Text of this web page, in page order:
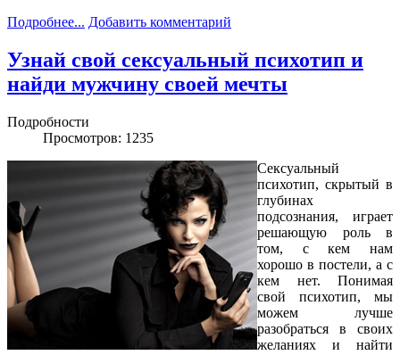
Подробнее... Добавить комментарий
Узнай свой сексуальный психотип и
найди мужчину своей мечты
Подробности
Просмотров: 1235
Сексуальный
психотип, скрытый в
глубинах
подсознания, играет
решающую роль в
том, с кем нам
хорошо в постели, а с
кем нет. Понимая
свой психотип, мы
можем лучше
разобраться в своих
желаниях и найти